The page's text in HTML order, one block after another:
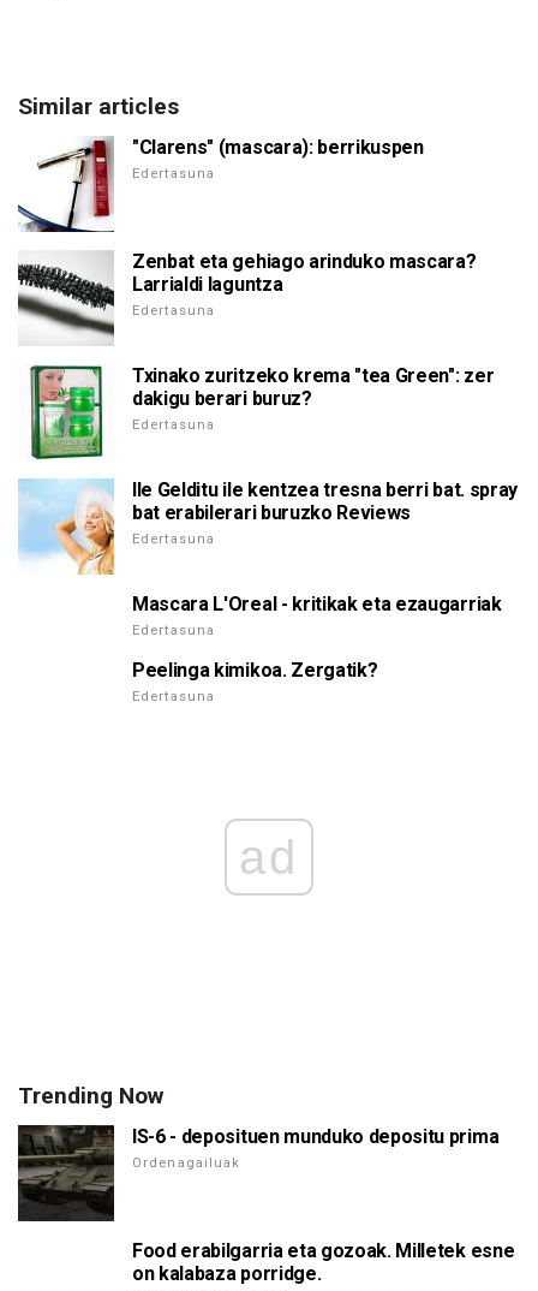
Similar articles
"Clarens" (mascara): berrikuspen
Edertasuna
Zenbat eta gehiago arinduko mascara?
Larrialdi laguntza
Edertasuna
Txinako zuritzeko krema "tea Green": zer
dakigu berari buruz?
Edertasuna
Ile Gelditu ile kentzea tresna berri bat. spray
bat erabilerari buruzko Reviews
Edertasuna
Mascara L'Oreal - kritikak eta ezaugarriak
Edertasuna
Peelinga kimikoa. Zergatik?
Edertasuna
ad
Trending Now
IS-6 - deposituen munduko depositu prima
Ordenagailuak
Food erabilgarria eta gozoak. Milletek esne
on kalabaza porridge.